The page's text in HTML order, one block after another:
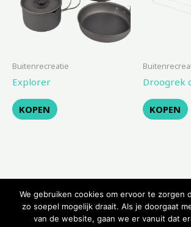
Buitenrecreatie
Explorer
KOPEN
Droogrek
KOPEN
We gebruiken cookies om ervoor te zorgen
zo soepel mogelijk draait. Als je doorgaat
van de website, gaan we er vanuit dat